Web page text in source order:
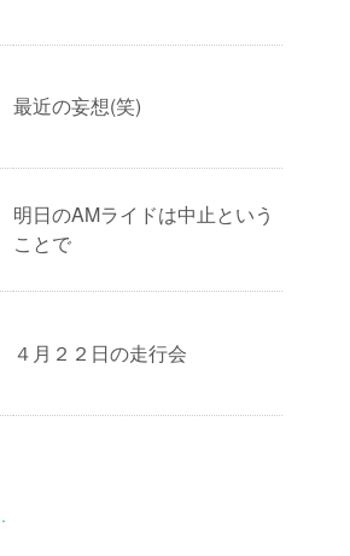
最近の妄想(笑)
明日のAMライドは中止という
ことで
４月２２日の走行会